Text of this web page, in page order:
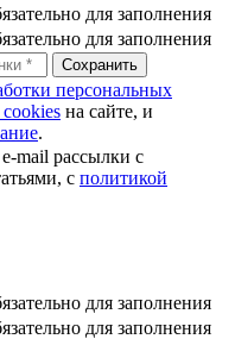
для заполнения
для заполнения
персональных
на сайте, и
.
mail рассылки с
с политикой
для заполнения
для заполнения